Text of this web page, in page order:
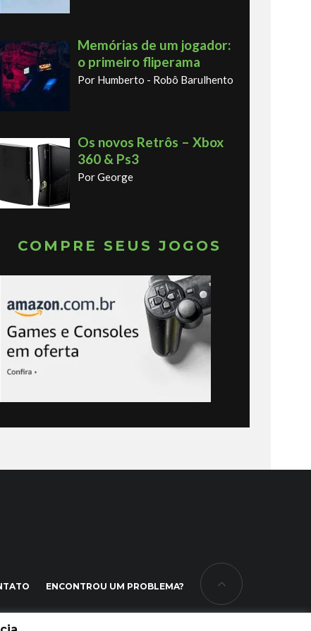
Memórias de um jogador:
o primeiro fliperama
Por Humberto - Robô Barulhento
Os novos Retrôs – Xbox
360 & Ps3
Por George
COMPRE SEUS JOGOS
ENCONTROU UM PROBLEMA?